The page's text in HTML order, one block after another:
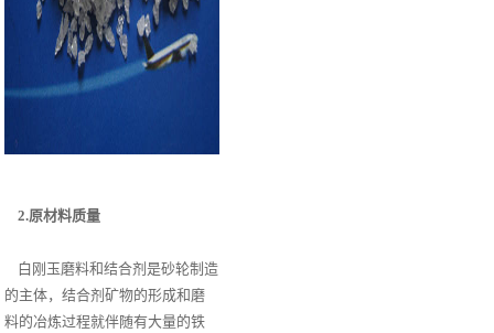
2.原材料质量
白刚玉磨料和结合剂是砂轮制造
的主体，结合剂矿物的形成和磨
料的冶炼过程就伴随有大量的铁